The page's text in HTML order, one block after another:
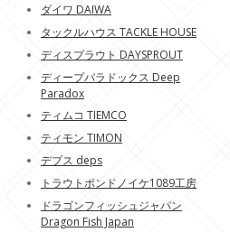
ダイワ DAIWA
タックルハウス TACKLE HOUSE
ディスプラウト DAYSPROUT
ディープパラドックス Deep
Paradox
ティムコ TIEMCO
ティモン TIMON
デプス deps
トラウトポンドノイケ1089工房
ドラゴンフィッシュジャパン
Dragon Fish Japan